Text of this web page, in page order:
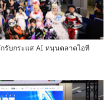
กรับกระแส AI หนุนตลาดไอที